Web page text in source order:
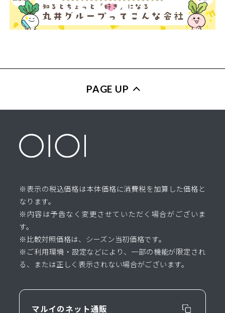
PAGE UP
※表示の税込価格は本体価格に消費税を加算した価格と
なります。
※内容は予告なく変更させていただく場合がございま
す。
※比較対照価格は、シーズン当初価格です。
※ご利用環境・設定などにより、一部の機能が限定され
る、または正しく表示されない場合がございます。
マルイのネット通販